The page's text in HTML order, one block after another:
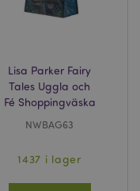
Lisa Parker Fairy
Tales Uggla och
Fé Shoppingväska
NWBAG63
1437 i lager